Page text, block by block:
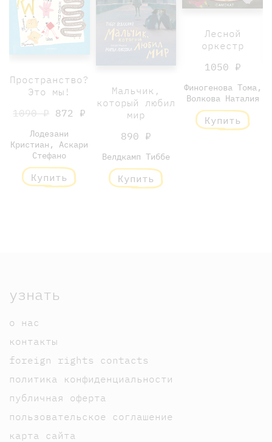
Пространство?
Это мы!
1090 ₽ 872 ₽
Лодезани
Кристиан, Аскари
Стефано
Купить
Мальчик,
который любил
мир
890 ₽
Велдкамп Тиббе
Купить
Лесной
оркестр
1050 ₽
Финогенова Тома,
Волкова Наталия
Купить
узнать
о нас
контакты
foreign rights contacts
политика конфиденциальности
публичная оферта
пользовательское соглашение
карта сайта